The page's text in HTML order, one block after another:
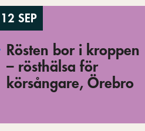
12 SEP
Rösten bor i kroppen
– rösthälsa för
körsångare, Örebro